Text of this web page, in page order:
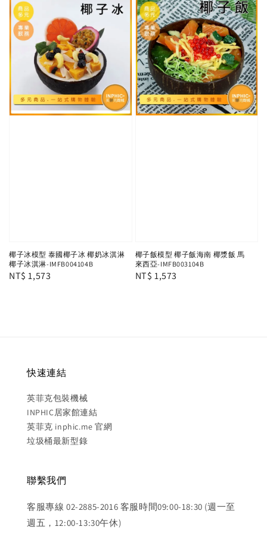
椰子冰模型 泰國椰子冰 椰奶冰淇淋
椰子冰淇淋-IMFB004104B
Regular
NT$ 1,573
椰子飯模型 椰子飯海南 椰漿飯 馬
來西亞-IMFB003104B
Regular
NT$ 1,573
快速連結
英菲克包裝機械
INPHIC居家館連結
英菲克 inphic.me 官網
垃圾桶最新型錄
聯繫我們
客服專線 02-2885-2016 客服時間09:00-18:30 (週一至
週五，12:00-13:30午休)